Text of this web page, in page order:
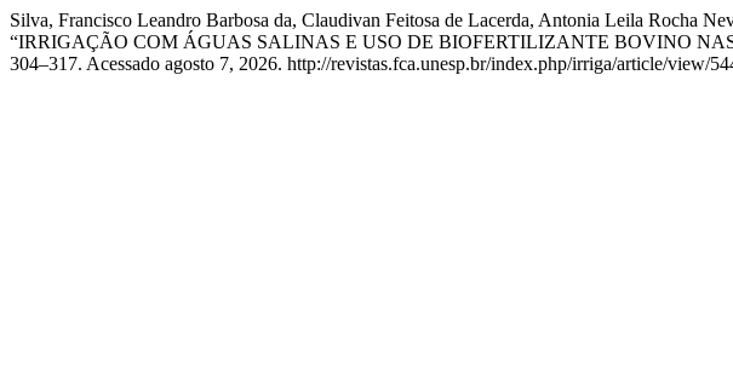
Silva, Francisco Leandro Barbosa da, Claudivan Feitosa de Lacerda, Antonia Leila Rocha
“IRRIGAÇÃO COM ÁGUAS SALINAS E USO DE BIOFERTILIZANTE BOVINO
304–317. Acessado agosto 7, 2026. http://revistas.fca.unesp.br/index.php/irriga/article/view/